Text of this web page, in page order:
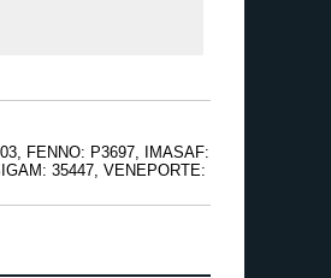
FENNO: P3697, IMASAF:
35447, VENEPORTE: